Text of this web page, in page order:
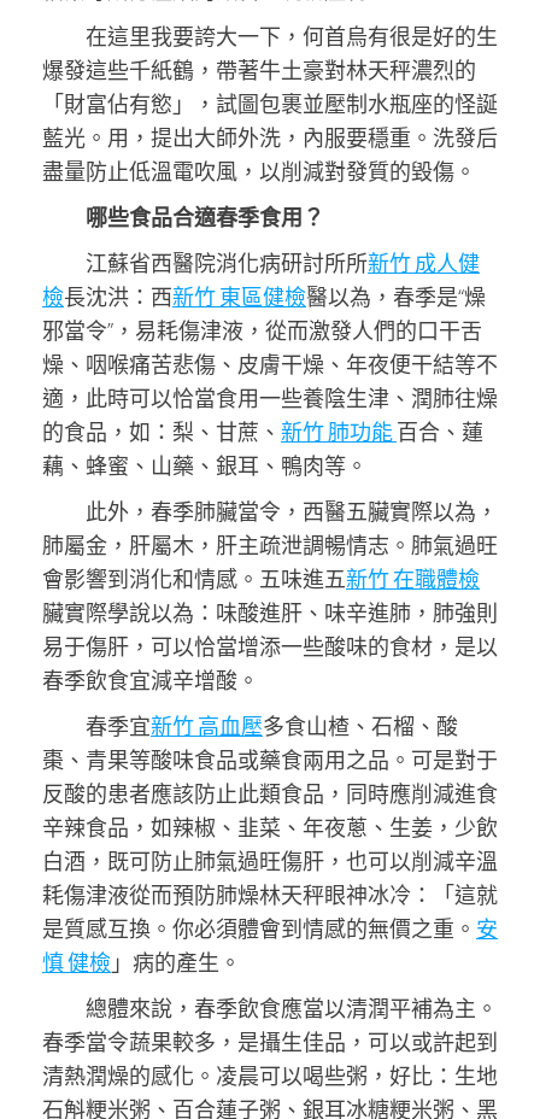
在這里我要誇大一下，何首烏有很是好的生
爆發這些千紙鶴，帶著牛土豪對林天秤濃烈的
「財富佔有慾」，試圖包裹並壓制水瓶座的怪誕
藍光。用，提出大師外洗，內服要穩重。洗發后
盡量防止低溫電吹風，以削減對發質的毀傷。
哪些食品合適春季食用？
江蘇省西醫院消化病研討所所新竹 成人健
檢長沈洪：西新竹 東區健檢醫以為，春季是“燥
邪當令”，易耗傷津液，從而激發人們的口干舌
燥、咽喉痛苦悲傷、皮膚干燥、年夜便干結等不
適，此時可以恰當食用一些養陰生津、潤肺往燥
的食品，如：梨、甘蔗、 新竹 肺功能百合、蓮
藕、蜂蜜、山藥、銀耳、鴨肉等。
此外，春季肺臟當令，西醫五臟實際以為，
肺屬金，肝屬木，肝主疏泄調暢情志。肺氣過旺
會影響到消化和情感。五味進五新竹 在職體檢
臟實際學說以為：味酸進肝、味辛進肺，肺強則
易于傷肝，可以恰當增添一些酸味的食材，是以
春季飲食宜減辛增酸。
春季宜新竹 高血壓多食山楂、石榴、酸
棗、青果等酸味食品或藥食兩用之品。可是對于
反酸的患者應該防止此類食品，同時應削減進食
辛辣食品，如辣椒、韭菜、年夜蔥、生姜，少飲
白酒，既可防止肺氣過旺傷肝，也可以削減辛溫
耗傷津液從而預防肺燥林天秤眼神冰冷：「這就
是質感互換。你必須體會到情感的無價之重。 安
慎 健檢 」病的產生。
總體來說，春季飲食應當以清潤平補為主。
春季當令蔬果較多，是攝生佳品，可以或許起到
清熱潤燥的感化。凌晨可以喝些粥，好比：生地
石斛粳米粥、百合蓮子粥、銀耳冰糖粳米粥、黑